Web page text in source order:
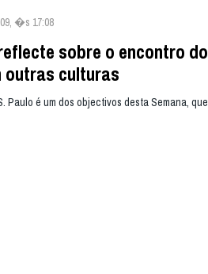
�s 17:08
sobre o encontro do
culturas
Paulo é um dos objectivos desta Semana,